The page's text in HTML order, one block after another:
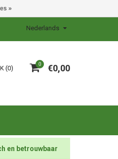
Nederlands
0 €0,00
(0)
en betrouwbaar
»